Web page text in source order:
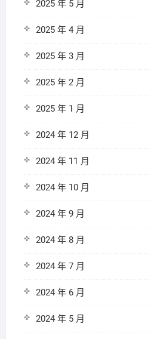
2025 年 5 月
2025 年 4 月
2025 年 3 月
2025 年 2 月
2025 年 1 月
2024 年 12 月
2024 年 11 月
2024 年 10 月
2024 年 9 月
2024 年 8 月
2024 年 7 月
2024 年 6 月
2024 年 5 月